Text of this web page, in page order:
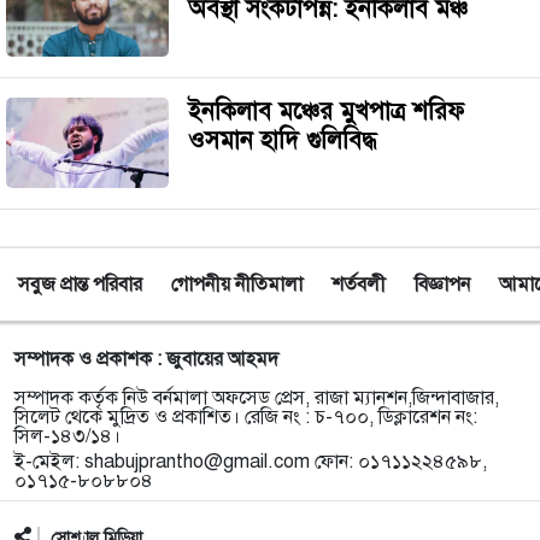
অবস্থা সংকটাপন্ন: ইনকিলাব মঞ্চ
ইনকিলাব মঞ্চের মুখপাত্র শরিফ
ওসমান হাদি গুলিবিদ্ধ
সবুজ প্রান্ত পরিবার গোপনীয় নীতিমালা শর্তবলী বিজ্ঞাপন
সম্পাদক ও প্রকাশক : জুবায়ের আহমদ
সম্পাদক কর্তৃক নিউ বর্নমালা অফসেড প্রেস, রাজা ম্যানশন,জিন্দাবাজার,
সিলেট থেকে মুদ্রিত ও প্রকাশিত। রেজি নং : চ-৭০০, ডিক্লারেশন নং:
সিল-১৪৩/১৪।
ই-মেইল: shabujprantho@gmail.com ফোন: ০১৭১১২২৪৫৯৮,
০১৭১৫-৮০৮৮০৪